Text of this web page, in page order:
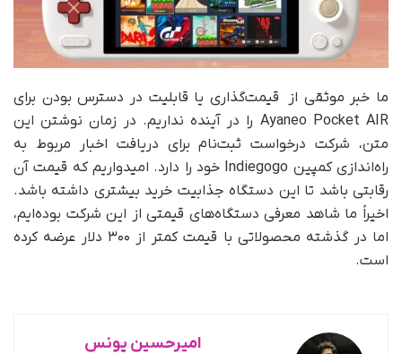
ما خبر موثقی از قیمت‌گذاری یا قابلیت در دسترس بودن برای
Ayaneo Pocket AIR را در آینده نداریم. در زمان نوشتن این
متن، شرکت درخواست ثبت‌نام برای دریافت اخبار مربوط به
راه‌اندازی کمپین Indiegogo خود را دارد. امیدواریم که قیمت آن
رقابتی باشد تا این دستگاه جذابیت خرید بیشتری داشته باشد.
اخیراً ما شاهد معرفی دستگاه‌های قیمتی از این شرکت بوده‌ایم،
اما در گذشته محصولاتی با قیمت کمتر از ۳۰۰ دلار عرضه کرده
است.
امیرحسین یونس